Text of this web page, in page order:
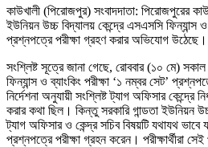
কাউখালী (পিরোজপুর) সংবাদদাতা: পিরোজপুরের
ইউনিয়ন উচ্চ বিদ্যালয় কেন্দ্রে এসএসসি ফিন্যান্স
প্রশ্নপত্রে পরীক্ষা গ্রহণ করার অভিযোগ উঠেছে।
সংশ্লিষ্ট সূত্রে জানা গেছে, রোববার (১০ মে) সকাল
ফিন্যান্স ও ব্যাংকিং পরীক্ষা ‘১ নম্বর সেট’
নির্দেশনা অনুযায়ী সংশ্লিষ্ট ট্যাগ অফিসার কেন্দ্রে
করার কথা ছিল। কিন্তু সরকারি গান্ডতা ইউনিয়ন
ট্যাগ অফিসার ও কেন্দ্র সচিব বিষয়টি যথাযথ ভাবে
প্রশ্নপত্রে পরীক্ষা গ্রহন করেন। পরীক্ষার্থীরা